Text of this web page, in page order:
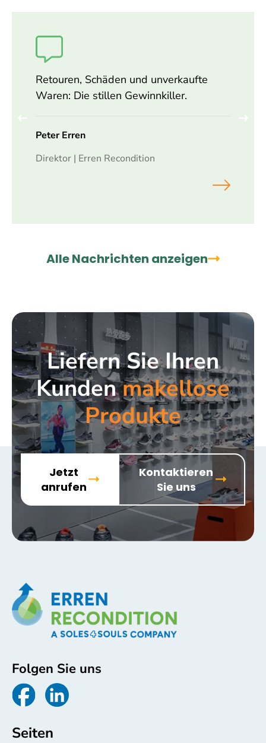
Retouren, Schäden und unverkaufte
Waren: Die stillen Gewinnkiller.
Peter Erren
Direktor | Erren Recondition
Alle Nachrichten anzeigen
Liefern Sie Ihren
Kundenmakellose
Produkte
Jetzt
anrufen
Kontaktieren
Sie uns
Folgen Sie uns
Seiten